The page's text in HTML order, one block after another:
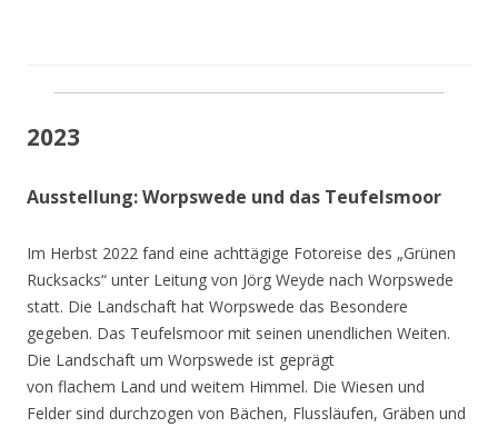
2023
Ausstellung: Worpswede und das Teufelsmoor
Im Herbst 2022 fand eine achttägige Fotoreise des „Grünen
Rucksacks“ unter Leitung von Jörg Weyde nach Worpswede
statt. Die Landschaft hat Worpswede das Besondere
gegeben. Das Teufelsmoor mit seinen unendlichen Weiten.
Die Landschaft um Worpswede ist geprägt
von flachem Land und weitem Himmel. Die Wiesen und
Felder sind durchzogen von Bächen, Flussläufen, Gräben und